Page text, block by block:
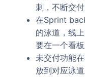
刺，不断交付
在Sprint
的泳道，线
要在一个看
未交付功能
放到对应泳